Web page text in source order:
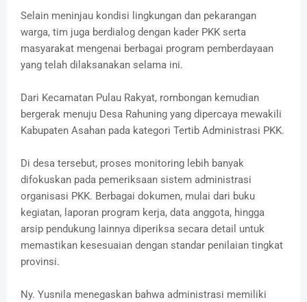
Selain meninjau kondisi lingkungan dan pekarangan
warga, tim juga berdialog dengan kader PKK serta
masyarakat mengenai berbagai program pemberdayaan
yang telah dilaksanakan selama ini.
Dari Kecamatan Pulau Rakyat, rombongan kemudian
bergerak menuju Desa Rahuning yang dipercaya mewakili
Kabupaten Asahan pada kategori Tertib Administrasi PKK.
Di desa tersebut, proses monitoring lebih banyak
difokuskan pada pemeriksaan sistem administrasi
organisasi PKK. Berbagai dokumen, mulai dari buku
kegiatan, laporan program kerja, data anggota, hingga
arsip pendukung lainnya diperiksa secara detail untuk
memastikan kesesuaian dengan standar penilaian tingkat
provinsi.
Ny. Yusnila menegaskan bahwa administrasi memiliki